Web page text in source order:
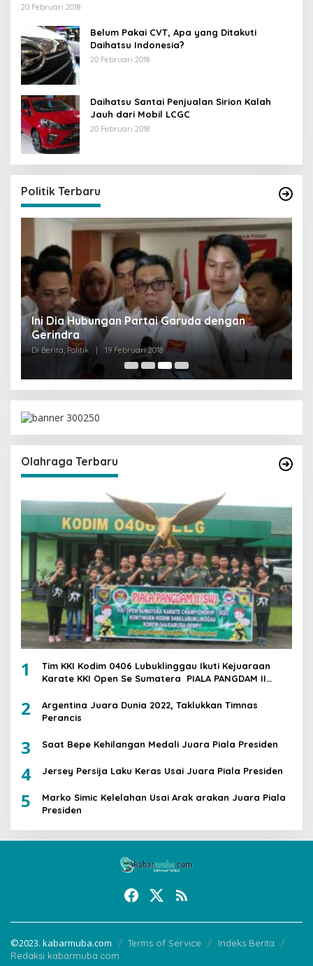
20 Februari 2018
Belum Pakai CVT, Apa yang Ditakuti
Daihatsu Indonesia?
20 Februari 2018
Daihatsu Santai Penjualan Sirion Kalah
Jauh dari Mobil LCGC
20 Februari 2018
Politik Terbaru
Yasin
Di Berita, Politik |
Olahraga Terbaru
1
Tim KKI Kodim 0406 Lubuklinggau Ikuti Kejuaraan
Karate KKI Open Se Sumatera PIALA PANGDAM II
2
Argentina Juara Dunia 2022, Taklukkan Timnas
Perancis
3 Saat Bepe Kehilangan Medali Juara Piala Presiden
4 Jersey Persija Laku Keras Usai Juara Piala Presiden
5
Marko Simic Kelelahan Usai Arak arakan Juara Piala
Presiden
©2023. kabarmuba.com Terms of Service
Indeks Berita
Redaksi kabarmuba.com